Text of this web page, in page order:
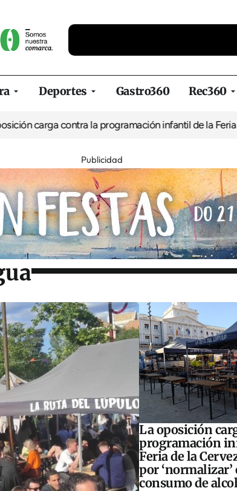
Deportes Gastro360 Rec360
contra la programación infantil de la Feria de la
Publicidad
La oposición
programación
Feria de la
por ‘normalizar’
consumo de